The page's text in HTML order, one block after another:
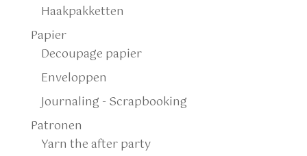
Haakpakketten
Papier
Decoupage papier
Enveloppen
Journaling - Scrapbooking
Patronen
Yarn the after party